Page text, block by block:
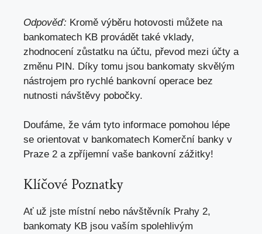
Odpověď: Kromě výběru hotovosti můžete na
bankomatech KB provádět také vklady,
zhodnocení zůstatku na účtu, převod mezi účty a
změnu PIN. Díky tomu jsou bankomaty skvělým
nástrojem pro rychlé bankovní operace bez
nutnosti návštěvy pobočky.
Doufáme, že vám tyto informace pomohou lépe
se orientovat v bankomatech Komerční banky v
Praze 2 a zpříjemní vaše bankovní zážitky!
Klíčové Poznatky
Ať už jste místní nebo návštěvník Prahy 2,
bankomaty KB jsou vaším spolehlivým